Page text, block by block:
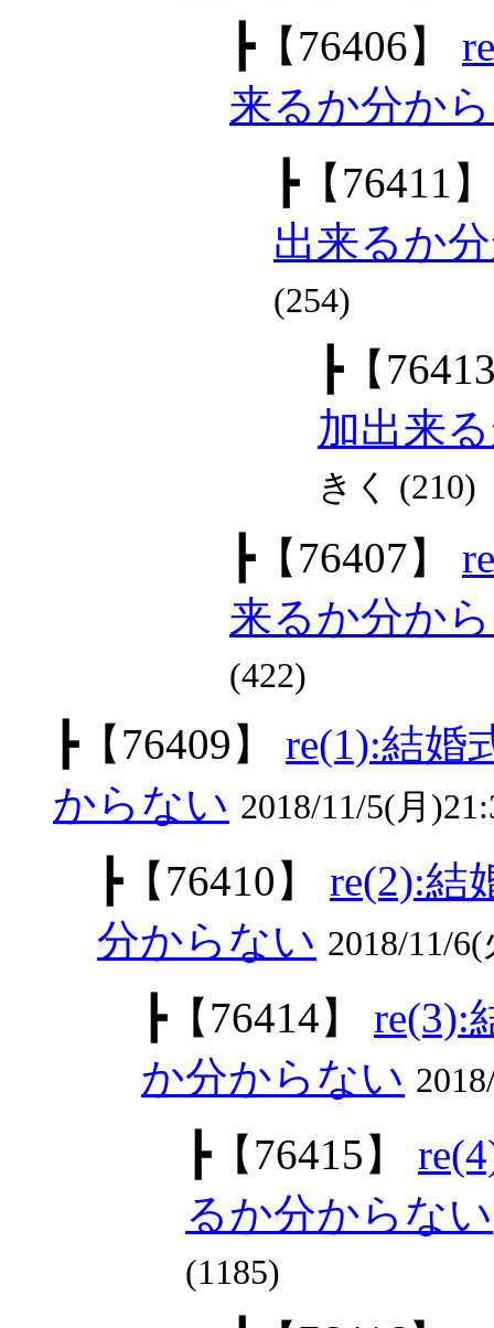
┣【76406】
来るか分か
┣【76411】
出来るか
(254)
┣【
加出来
きく (210)
┣【76407】
来るか分か
(422)
┣【76409】
re(1):結婚
からない 2018/11/5(月
┣【76410】
re(2):結
分からない 2018/11/
┣【76414】
re(3):
か分からない
┣【76415】
るか分からない
(1185)